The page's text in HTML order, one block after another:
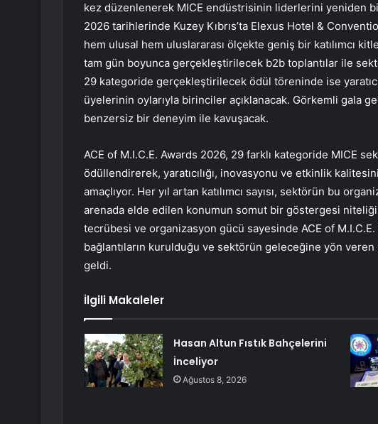
kez düzenlenerek MICE endüstrisinin liderlerini yeniden
2026 tarihlerinde Kuzey Kıbrıs’ta Elexus Hotel &
hem ulusal hem uluslararası ölçekte geniş bir katılımcı
tam gün boyunca gerçekleştirilecek b2b toplantılar ile
29 kategoride gerçekleştirilecek ödül töreninde ise
üyelerinin oylarıyla birinciler açıklanacak. Görkemli gala
benzersiz bir deneyim ile kavuşacak.
ACE of M.I.C.E. Awards 2026, 29 farklı kategoride MICE
ödüllendirerek, yaratıcılığı, inovasyonu ve etkinlik
amaçlıyor. Her yıl artan katılımcı sayısı, sektörün bu
arenada elde edilen konumun somut bir göstergesi
tecrübesi ve organizasyon gücü sayesinde ACE of
bağlantıların kurulduğu ve sektörün geleceğine yön
geldi.
İlgili Makaleler
Hasan Altun Fıstık Bahçelerini
İnceliyor
Ağustos 8, 2026